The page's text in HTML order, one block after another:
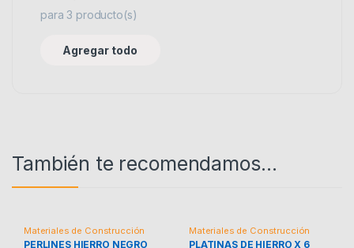
para 3 producto(s)
Agregar todo
También te recomendamos…
Materiales de Construcción
PERLINES HIERRO NEGRO
Materiales de Construcción
PLATINAS DE HIERRO X 6